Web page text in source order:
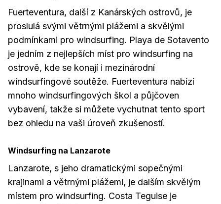
Fuerteventura, další z Kanárských ostrovů, je
proslulá svými větrnými plážemi a skvělými
podmínkami pro windsurfing. Playa de Sotavento
je jedním z nejlepších míst pro windsurfing na
ostrově, kde se konají i mezinárodní
windsurfingové soutěže. Fuerteventura nabízí
mnoho windsurfingových škol a půjčoven
vybavení, takže si můžete vychutnat tento sport
bez ohledu na vaši úroveň zkušeností.
Windsurfing na Lanzarote
Lanzarote, s jeho dramatickými sopečnými
krajinami a větrnými plážemi, je dalším skvělým
místem pro windsurfing. Costa Teguise je